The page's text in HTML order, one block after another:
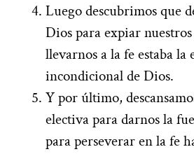
Luego descubrimos que
Dios para expiar nuestros
llevarnos a la fe estaba la
incondicional de Dios.
Y por último,
electiva para darnos la
para perseverar en la fe